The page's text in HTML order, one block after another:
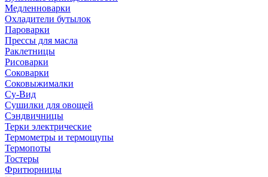
Медленноварки
Охладители бутылок
Пароварки
Прессы для масла
Раклетницы
Рисоварки
Соковарки
Соковыжималки
Су-Вид
Сушилки для овощей
Сэндвичницы
Терки электрические
Термометры и термощупы
Термопоты
Тостеры
Фритюрницы